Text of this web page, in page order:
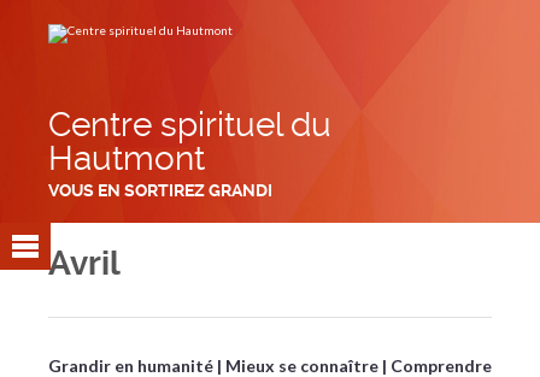
contenu.
Centre spirituel du
Hautmont
VOUS EN SORTIREZ GRANDI
Avril
Grandir en humanité Mieux se connaître
Comprendre